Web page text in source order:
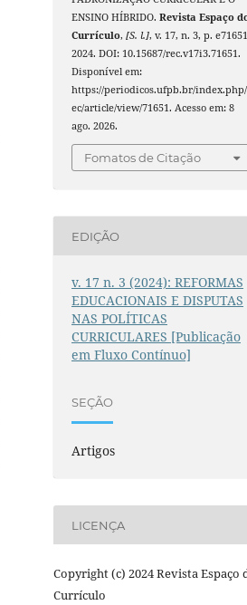
ENSINO HÍBRIDO.Revista Espaço
Currículo,[S. l.], v. 17, n. 3, p.
2024. DOI: 10.15687/rec.v17i3.71651.
Disponível em:
https://periodicos.ufpb.br/
ec/article/view/71651. Acesso em: 8
ago. 2026.
Fomatos de Citação
EDIÇÃO
v. 17 n. 3 (2024): REFORMAS
EDUCACIONAIS E DISPUTAS
NAS POLÍTICAS
CURRICULARES [Publicação
em Fluxo Contínuo]
SEÇÃO
Artigos
LICENÇA
Copyright (c) 2024 Revista Espaço
Currículo